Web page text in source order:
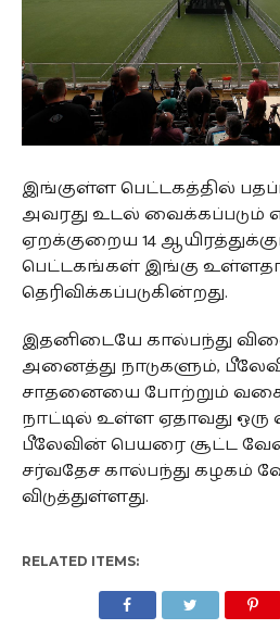
இங்குள்ள பெட்டகத்தில்
அவரது உடல் வைக்கப்படும்
ஏறக்குறைய 14
பெட்டகங்கள் இங்கு
தெரிவிக்கப்படுகின்றது.
இதனிடையே கால்பந்து
அனைத்து நாடுகளும்,
சாதனையை போற்றும்
நாட்டில் உள்ள ஏதாவது ஒரு
பீலேவின் பெயரை சூட்ட
சர்வதேச கால்பந்து கழகம்
விடுத்துள்ளது.
RELATED ITEMS: